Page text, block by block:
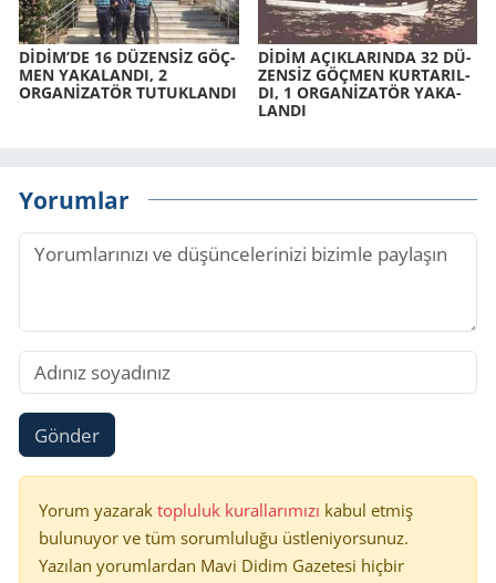
DİDİM’DE 16 DÜ­ZENSİZ GÖÇ­
MEN YA­KA­LAN­DI, 2
ORGANİZATÖR TU­TUK­LAN­DI
DİDİM AÇIK­LA­RIN­DA 32 DÜ­
ZENSİZ GÖÇ­MEN KUR­TA­RIL­
DI, 1 ORGANİZATÖR YA­KA­
LAN­DI
Yorumlar
Gönder
Yorum yazarak topluluk kurallarımızı kabul etmiş
bulunuyor ve tüm sorumluluğu üstleniyorsunuz.
Yazılan yorumlardan Mavi Didim Gazetesi hiçbir